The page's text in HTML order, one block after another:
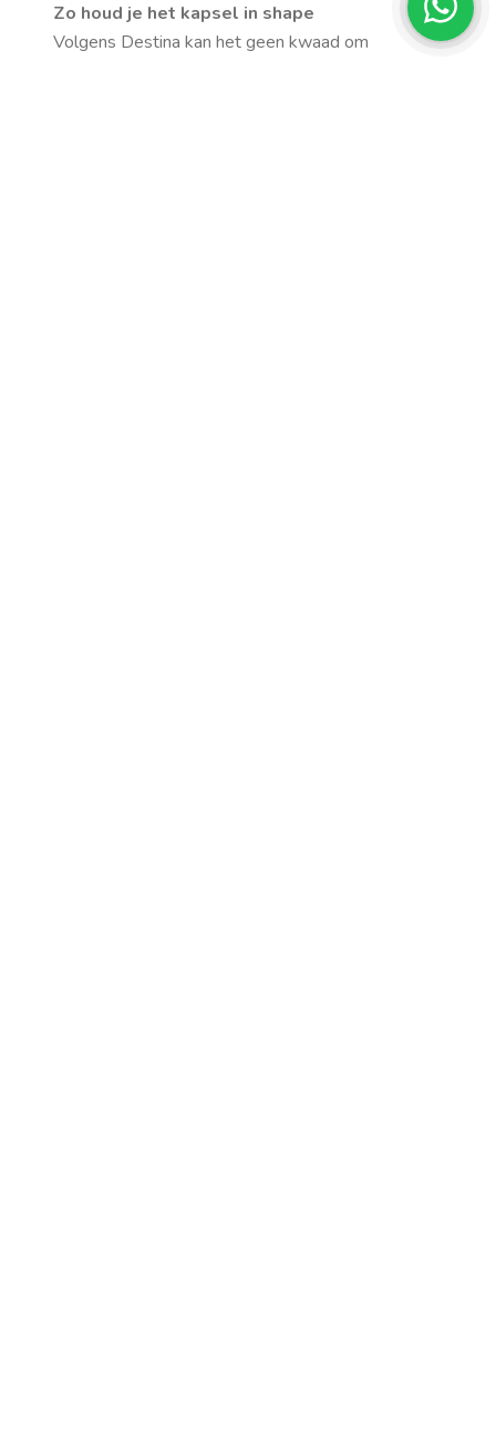
Zo houd je het kapsel in shape
Volgens Destina kan het geen kwaad om